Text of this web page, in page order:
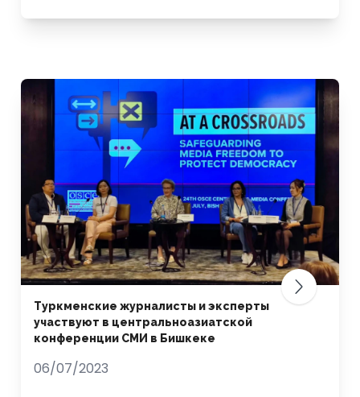
Туркменские журналисты и эксперты
участвуют в центральноазиатской
конференции СМИ в Бишкеке
06/07/2023